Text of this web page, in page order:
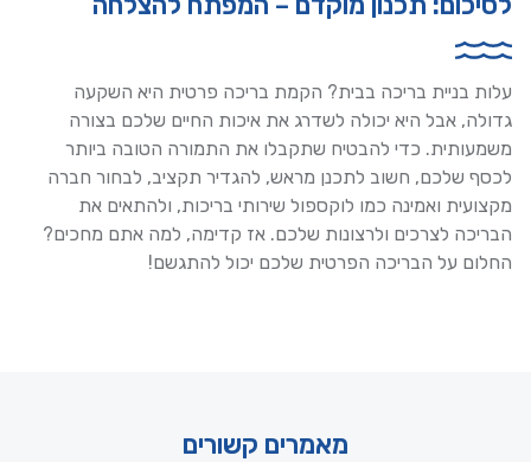
עלות בניית בריכה בבית? הקמת בריכה פרטית היא השקעה
גדולה, אבל היא יכולה לשדרג את איכות החיים שלכם בצורה
משמעותית. כדי להבטיח שתקבלו את התמורה הטובה ביותר
לכסף שלכם, חשוב לתכנן מראש, להגדיר תקציב, לבחור חברה
מקצועית ואמינה כמו לוקספול שירותי בריכות, ולהתאים את
הבריכה לצרכים ולרצונות שלכם. אז קדימה, למה אתם מחכים?
החלום על הבריכה הפרטית שלכם יכול להתגשם!
מאמרים קשורים